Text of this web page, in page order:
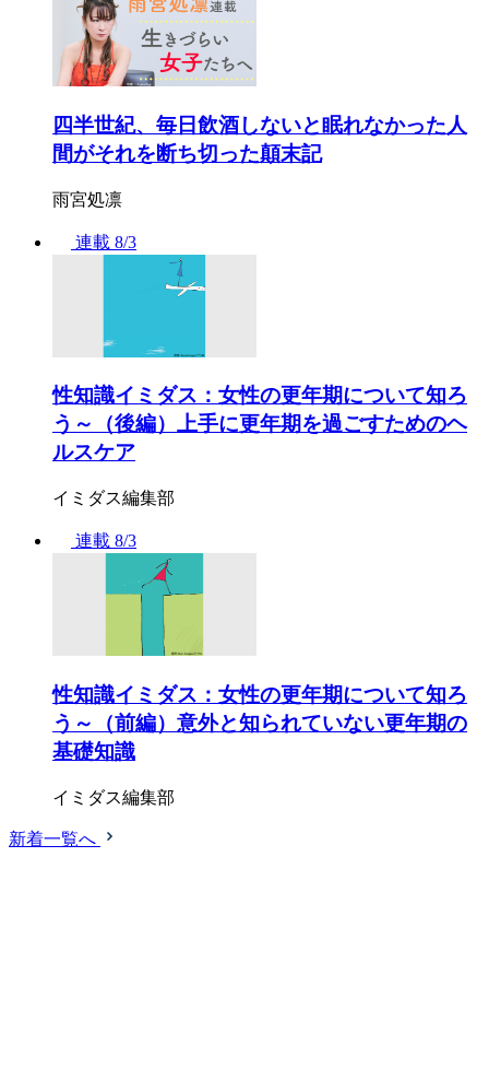
四半世紀、毎日飲酒しないと眠れなかった人
間がそれを断ち切った顛末記
雨宮処凛
連載 8/3
性知識イミダス：女性の更年期について知ろ
う～（後編）上手に更年期を過ごすためのヘ
ルスケア
イミダス編集部
連載 8/3
性知識イミダス：女性の更年期について知ろ
う～（前編）意外と知られていない更年期の
基礎知識
イミダス編集部
新着一覧へ